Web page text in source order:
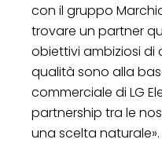
con il gruppo
trovare un partner
obiettivi ambiziosi di
qualità sono alla
commerciale di LG
partnership tra le
una scelta naturale».